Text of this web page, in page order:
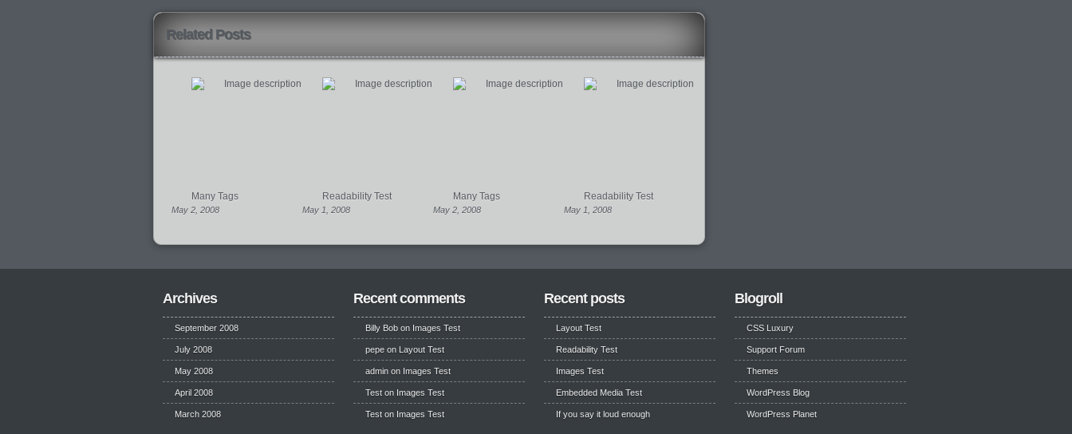
Related Posts
Many Tags
May 2, 2008
Readability Test
May 1, 2008
Many Tags
May 2, 2008
Readability Test
May 1, 2008
Archives
September 2008
July 2008
May 2008
April 2008
March 2008
Recent comments
Billy Bob on Images Test
pepe on Layout Test
admin on Images Test
Test on Images Test
Test on Images Test
Recent posts
Layout Test
Readability Test
Images Test
Embedded Media Test
If you say it loud enough
Blogroll
CSS Luxury
Support Forum
Themes
WordPress Blog
WordPress Planet